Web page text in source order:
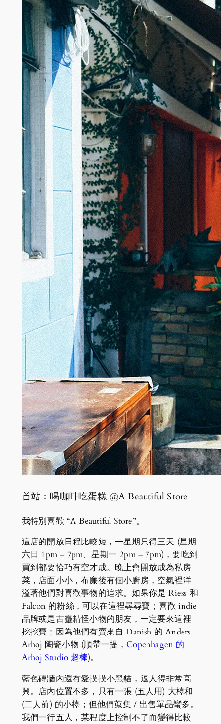
首站：喝咖啡吃蛋糕 @A Beautiful Store
我特別喜歡 “A Beautiful Store”。
這店的開放日程比較短，一星期只得三天 (星期
六日 1pm – 7pm、星期一 2pm – 7pm)，要吃到
買到都要恰巧有空才成。晚上會開放成為私房
菜，店面小小，布廉後有個小廚房，空氣裡洋
溢著他們對喜歡事物的追求。如果你是 Riess 和
Falcon 的粉絲，可以在這裡尋尋寶；喜歡 indie
品牌或是古靈精怪小物的朋友，一定要來這裡
挖挖寶；因為他們有賣來自 Danish 的 Anders
Arhoj 陶瓷小物 (順帶一提， Copenhagen 的
Arhoj Studio 超棒)。
藍色磚牆內還有愛摸摸小黑貓，逗人得非常高
興。店內位置不多，只有一張 (五人用) 大檯和
(二人前) 的小檯；但他們蒐集 / 出售單品蠻多。
我們一行五人，某程度上控制不了而變得比較